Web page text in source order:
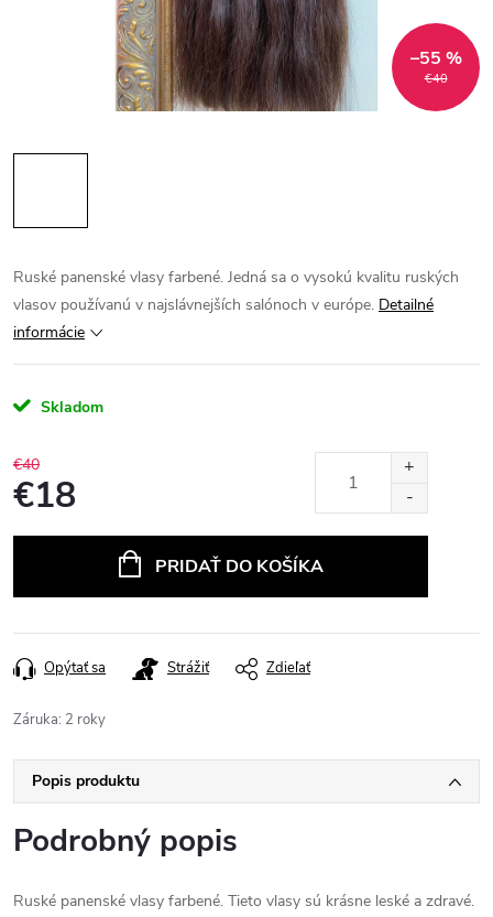
€40
–55 %
Ruské panenské vlasy farbené. Jedná sa o vysokú kvalitu ruských
vlasov používanú v najslávnejších salónoch v európe. Detailné
informácie
Skladom
€40
€18
PRIDAŤ DO KOŠÍKA
Opýtať sa Strážiť Zdieľať
Záruka: 2 roky
Popis produktu
Podrobný popis
Ruské panenské vlasy farbené. Tieto vlasy sú krásne leské a zdravé.